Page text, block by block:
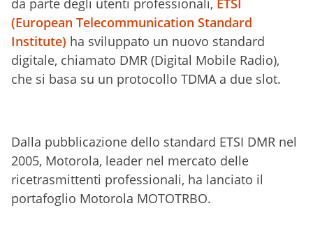
da parte degli utenti professionali, ETSI
(European Telecommunication Standard
Institute) ha sviluppato un nuovo standard
digitale, chiamato DMR (Digital Mobile Radio),
che si basa su un protocollo TDMA a due slot.
Dalla pubblicazione dello standard ETSI DMR nel
2005, Motorola, leader nel mercato delle
ricetrasmittenti professionali, ha lanciato il
portafoglio Motorola MOTOTRBO.